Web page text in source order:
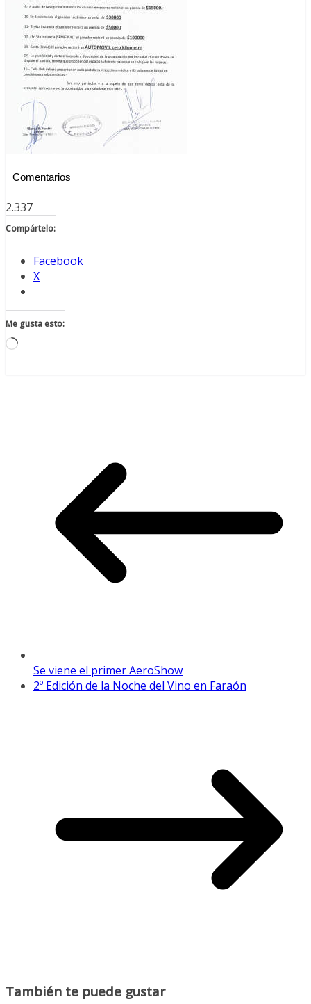
Comentarios
2.337
Compártelo:
Facebook
X
Me gusta esto:
Cargando...
Se viene el primer AeroShow
2º Edición de la Noche del Vino en Faraón
También te puede gustar